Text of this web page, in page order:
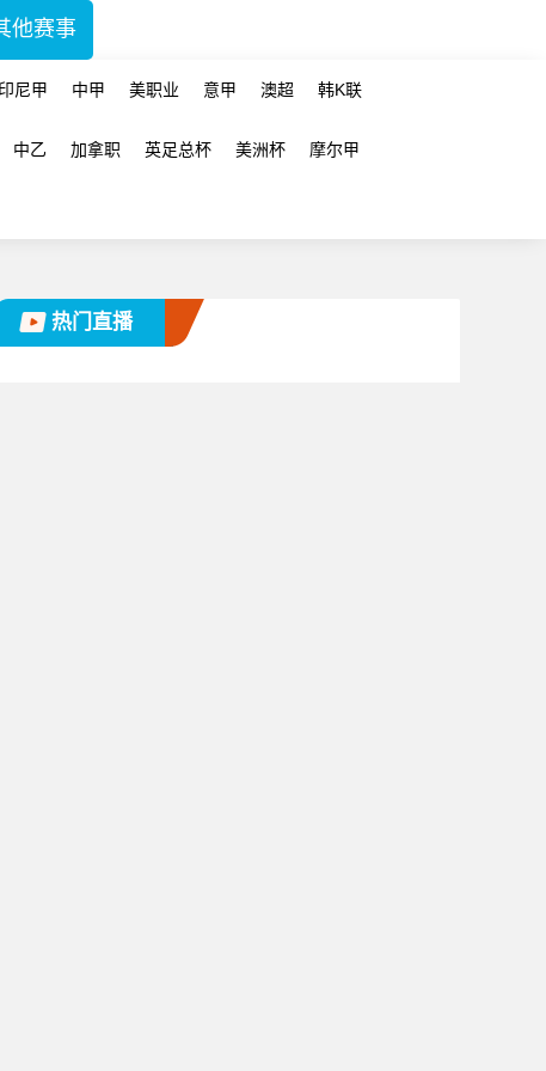
他赛事
印尼甲 中甲 美职业 意甲 澳超 韩K联
中乙 加拿职 英足总杯 美洲杯 摩尔甲
热门直播